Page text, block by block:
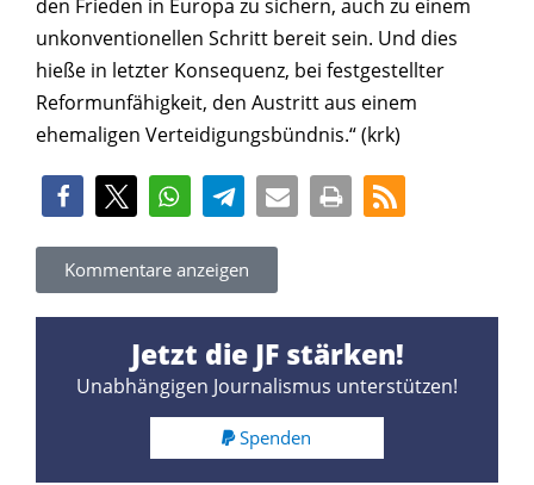
den Frieden in Europa zu sichern, auch zu einem
unkonventionellen Schritt bereit sein. Und dies
hieße in letzter Konsequenz, bei festgestellter
Reformunfähigkeit, den Austritt aus einem
ehemaligen Verteidigungsbündnis.“ (krk)
Kommentare anzeigen
Jetzt die JF stärken!
Unabhängigen Journalismus unterstützen!
Spenden